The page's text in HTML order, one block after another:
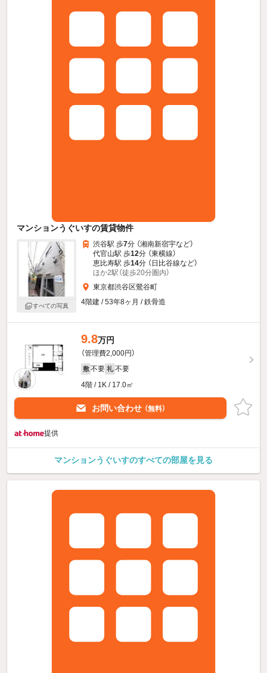
マンションうぐいすの賃貸物件
すべての写真
渋谷駅 歩7分 （湘南新宿宇など）
代官山駅 歩12分 （東横線）
恵比寿駅 歩14分 （日比谷線など）
ほか2駅（徒歩20分圏内）
東京都渋谷区鶯谷町
4階建 / 53年8ヶ月 / 鉄骨造
9.8万円
（管理費2,000円）
敷 不要 礼 不要
4階 / 1K / 17.0㎡
お問い合わせ （無料）
提供
マンションうぐいすのすべての部屋を見る